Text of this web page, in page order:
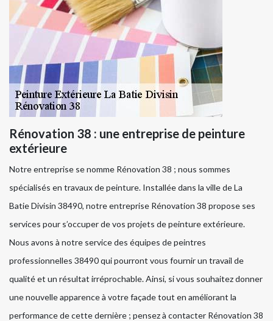
Rénovation 38 : une entreprise de peinture
extérieure
Notre entreprise se nomme Rénovation 38 ; nous sommes
spécialisés en travaux de peinture. Installée dans la ville de La
Batie Divisin 38490, notre entreprise Rénovation 38 propose ses
services pour s’occuper de vos projets de peinture extérieure.
Nous avons à notre service des équipes de peintres
professionnelles 38490 qui pourront vous fournir un travail de
qualité et un résultat irréprochable. Ainsi, si vous souhaitez donner
une nouvelle apparence à votre façade tout en améliorant la
performance de cette dernière ; pensez à contacter Rénovation 38